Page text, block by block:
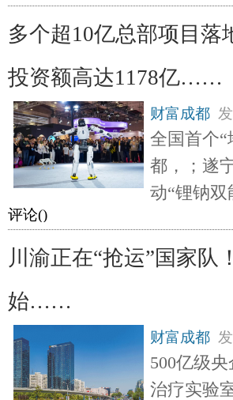
多个超10亿总部项目落
投资额高达1178亿……
财富成都
全国首个
都，；遂
动“锂钠
评论()
川渝正在“抢运”国家队
始……
财富成都
500亿级
治疗实验